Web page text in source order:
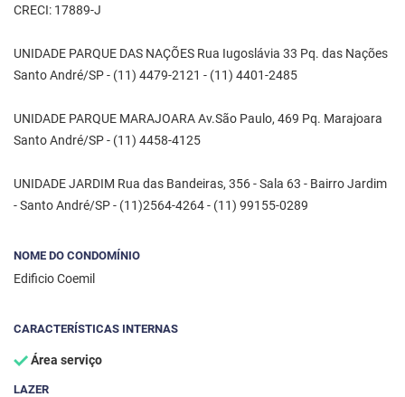
CRECI: 17889-J
UNIDADE PARQUE DAS NAÇÕES Rua Iugoslávia 33 Pq. das Nações
Santo André/SP - (11) 4479-2121 - (11) 4401-2485
UNIDADE PARQUE MARAJOARA Av.São Paulo, 469 Pq. Marajoara
Santo André/SP - (11) 4458-4125
UNIDADE JARDIM Rua das Bandeiras, 356 - Sala 63 - Bairro Jardim
- Santo André/SP - (11)2564-4264 - (11) 99155-0289
NOME DO CONDOMÍNIO
Edificio Coemil
CARACTERÍSTICAS INTERNAS
Área serviço
LAZER